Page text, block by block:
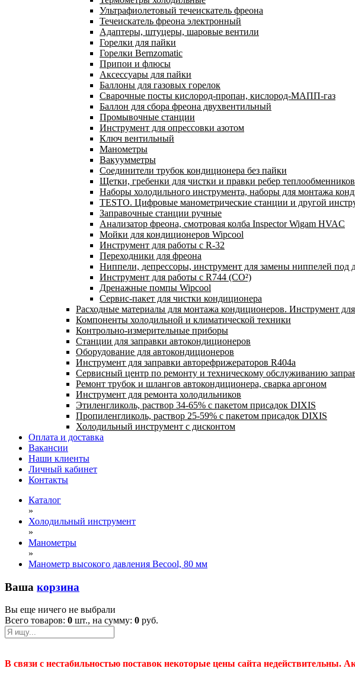
Ультрафиолетовый течеискатель фреона
Течеискатель фреона электронный
Адаптеры, штуцеры, шаровые вентили
Горелки для пайки
Горелки Bernzomatic
Припои и флюсы
Аксессуары для пайки
Баллоны для газовых горелок
Сварочные посты кислород-пропан, кислород-МАПП-газ
Баллон для сбора фреона двухвентильный
Промывочные станции
Инструмент для опрессовки азотом
Ключ вентильный
Манометры
Вакуумметры
Соединители трубок кондиционера без пайки
Щетки, гребенки для чистки и правки ребер теплообменников
Наборы холодильного инструмента, наборы для монтажа
TESTO. Цифровые манометрические станции и другой
Заправочные станции ручные
Анализатор фреона, смотровая колба Inspector Wigam HVAC
Мойки для кондиционеров Wipcool
Инструмент для работы с R-32
Переходники для фреона
Ниппели, депрессоры, инструмент для замены ниппелей под
Инструмент для работы с R744 (CO²)
Дренажные помпы Wipcool
Сервис-пакет для чистки кондиционера
Расходные материалы для монтажа кондиционеров. Инструмент
Компоненты холодильной и климатической техники
Контрольно-измерительные приборы
Станции для заправки автокондиционеров
Оборудование для автокондиционеров
Инструмент для заправки авторефрижераторов R404a
Сервисный центр по ремонту и техническому обслуживанию
Ремонт трубок и шлангов автокондиционера, сварка аргоном
Инструмент для ремонта холодильников
Этиленгликоль, раствор 34-65% с пакетом присадок DIXIS
Пропиленгликоль, раствор 25-59% с пакетом присадок DIXIS
Холодильный инструмент с дисконтом
Оплата и доставка
Вакансии
Наши клиенты
Личный кабинет
Контакты
Каталог
»
Холодильный инструмент
»
Манометры
»
Манометр высокого давления Becool, 80 мм
Ваша корзина
Вы еще ничего не выбрали
Всего товаров: 0 шт., на сумму: 0 руб.
В связи с нестабильностью поставок некоторые цены сайта недействительны.